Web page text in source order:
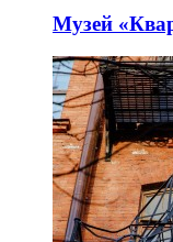
Музей